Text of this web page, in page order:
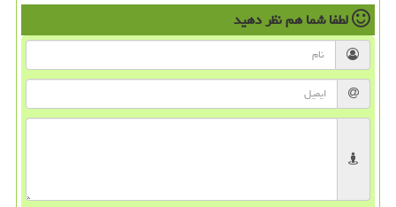
لطفا شما همنظر دهید